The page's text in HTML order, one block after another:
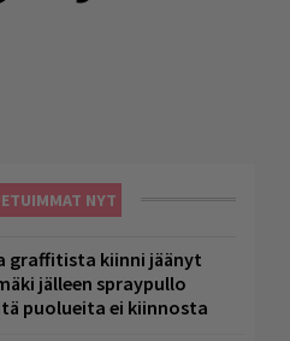
NYT
graffitista kiinni jäänyt
jälleen spraypullo
puolueita ei kiinnosta